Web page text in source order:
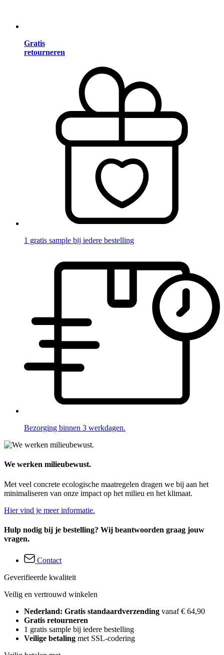
Gratis
retourneren
1 gratis sample bij iedere bestelling
Bezorging binnen 3 werkdagen.
We werken milieubewust.
Met veel concrete ecologische maatregelen dragen we bij aan het
minimaliseren van onze impact op het milieu en het klimaat.
Hier vind je meer informatie.
Hulp nodig bij je bestelling? Wij beantwoorden graag jouw
vragen.
Contact
Geverifieerde kwaliteit
Veilig en vertrouwd winkelen
Nederland: Gratis standaardverzending vanaf € 64,90
Gratis retourneren
1 gratis sample bij iedere bestelling
Veilige betaling met SSL-codering